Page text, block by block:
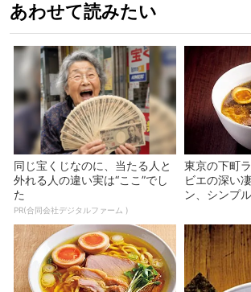
あわせて読みたい
同じ宝くじなのに、当たる人と
外れる人の違い実は“ここ”でし
た
PR(合同会社デジタルファーム )
東京の下町
ビエの深い
ン、シンプ